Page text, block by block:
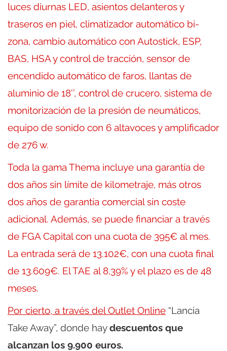
luces diurnas LED, asientos delanteros y
traseros en piel, climatizador automático bi-
zona, cambio automático con Autostick, ESP,
BAS, HSA y control de tracción, sensor de
encendido automático de faros, llantas de
aluminio de 18’’, control de crucero, sistema de
monitorización de la presión de neumáticos,
equipo de sonido con 6 altavoces y amplificador
de 276 w.
Toda la gama Thema incluye una garantía de
dos años sin límite de kilometraje, más otros
dos años de garantía comercial sin coste
adicional. Además, se puede financiar a través
de FGA Capital con una cuota de 395€ al mes.
La entrada será de 13.102€, con una cuota final
de 13.609€. El TAE al 8,39% y el plazo es de 48
meses.
Por cierto, a través del Outlet Online “Lancia
Take Away”, donde haydescuentos que
alcanzan los 9.900 euros.